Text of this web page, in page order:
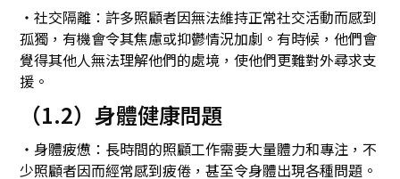
・社交隔離：許多照顧者因無法維持正常社交活動而感到
孤獨，有機會令其焦慮或抑鬱情況加劇。有時候，他們會
覺得其他人無法理解他們的處境，使他們更難對外尋求支
援。
（1.2）身體健康問題
・身體疲憊：長時間的照顧工作需要大量體力和專注，不
少照顧者因而經常感到疲倦，甚至令身體出現各種問題。